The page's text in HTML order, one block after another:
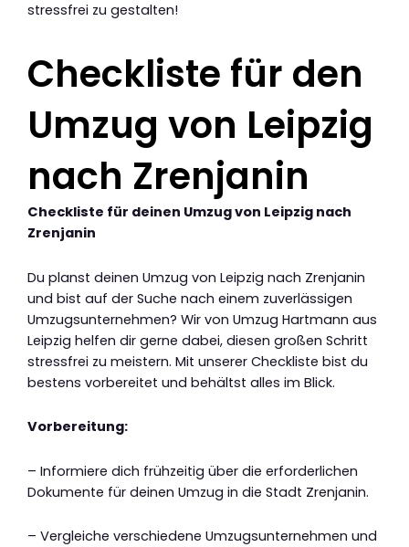
stressfrei zu gestalten!
Checkliste für den
Umzug von Leipzig
nach Zrenjanin
Checkliste für deinen Umzug von Leipzig nach
Zrenjanin
Du planst deinen Umzug von Leipzig nach Zrenjanin
und bist auf der Suche nach einem zuverlässigen
Umzugsunternehmen? Wir von Umzug Hartmann aus
Leipzig helfen dir gerne dabei, diesen großen Schritt
stressfrei zu meistern. Mit unserer Checkliste bist du
bestens vorbereitet und behältst alles im Blick.
Vorbereitung:
– Informiere dich frühzeitig über die erforderlichen
Dokumente für deinen Umzug in die Stadt Zrenjanin.
– Vergleiche verschiedene Umzugsunternehmen und